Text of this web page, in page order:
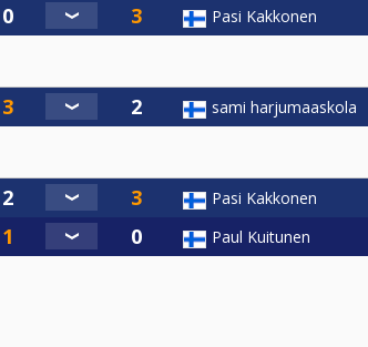
Pasi Kakkonen
sami harjumaaskola
Pasi Kakkonen
Paul Kuitunen